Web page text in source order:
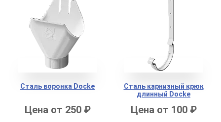
Сталь воронка Docke
Цена от 250 ₽
Сталь карнизный крюк
длинный Docke
Цена от 100 ₽